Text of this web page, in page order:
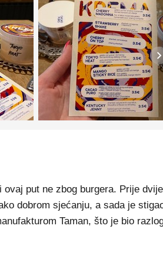
put ne zbog burgera. Prije dvije
dobrom sjećanju, a sada je
Taman, što je bio